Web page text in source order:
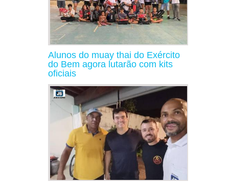
Alunos do muay thai do Exército
do Bem agora lutarão com kits
oficiais